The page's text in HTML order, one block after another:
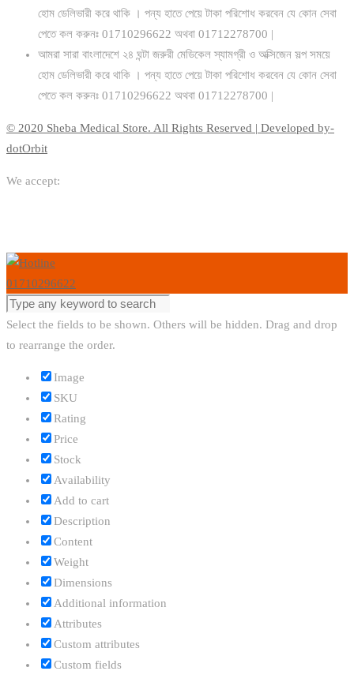
হোম ডেলিভারী করে থাকি । পন্য হাতে পেয়ে টাকা পরিশোধ করবেন যে কোন সেবা
পেতে কল করুনঃ 01710296622 অথবা 01712278700 |
আমরা সারা বাংলাদেশে ২৪ ঘন্টা জরুরী মেডিকেল স্যামগ্রী ও অক্সিজেন সল্প সময়ে
হোম ডেলিভারী করে থাকি । পন্য হাতে পেয়ে টাকা পরিশোধ করবেন যে কোন সেবা
পেতে কল করুনঃ 01710296622 অথবা 01712278700 |
© 2020 Sheba Medical Store. All Rights Reserved | Developed by-
dotOrbit
We accept:
01710296622
Select the fields to be shown. Others will be hidden. Drag and drop
to rearrange the order.
Image
SKU
Rating
Price
Stock
Availability
Add to cart
Description
Content
Weight
Dimensions
Additional information
Attributes
Custom attributes
Custom fields